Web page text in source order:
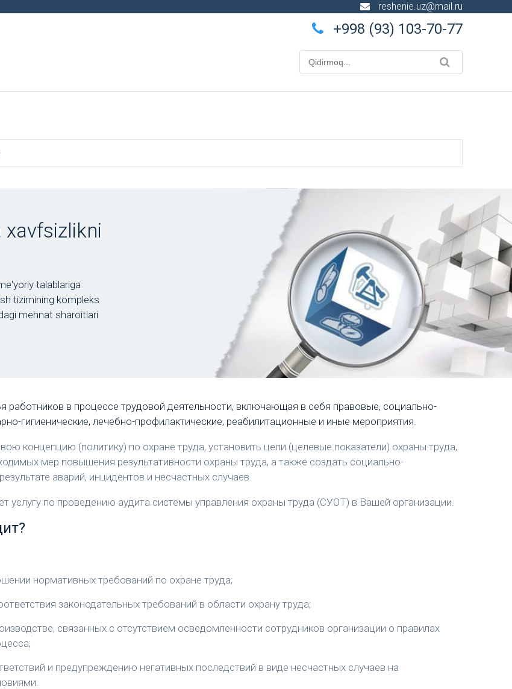
reshenie.uz@mail.ru
+998 (93) 103-70-77
xavfsizlikni
talablariga
tizimining kompleks
mehnat sharoitlari
работников в процессе трудовой деятельности, включающая в себя правовые, социально-
гигиенические, лечебно-профилактические, реабилитационные и иные мероприятия.
концепцию (политику) по охране труда, установить цели (целевые показатели) охраны труда,
мер повышения результативности охраны труда, а также создать социально-
аварий, инцидентов и несчастных случаев.
услугу по проведению аудита системы управления охраны труда (СУОТ) в Вашей организации.
нормативных требований по охране труда;
законодательных требований в области охрану труда;
связанных с отсутствием осведомленности сотрудников организации о правилах
и предупреждению негативных последствий в виде несчастных случаев на